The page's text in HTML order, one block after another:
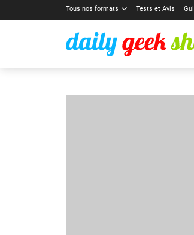
Tous nos formats Tests et Avis